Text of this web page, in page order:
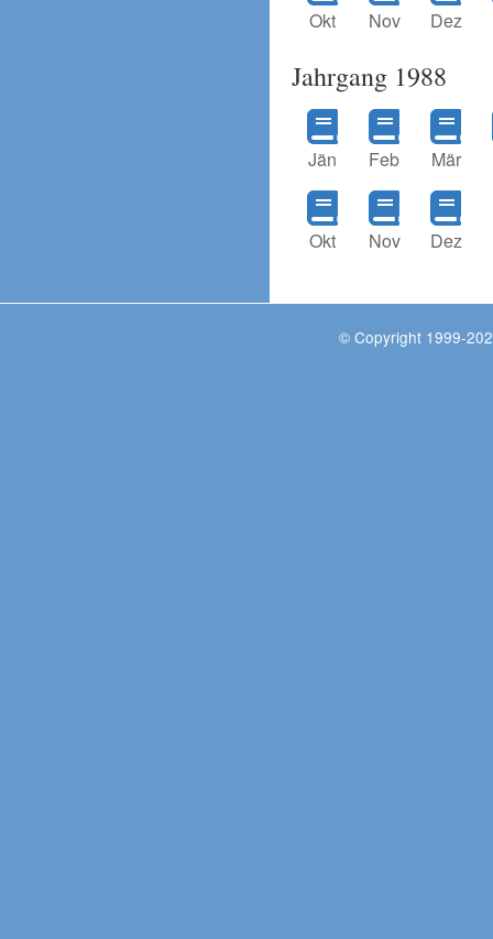
Okt Nov Dez
Jahrgang 1988
Jän Feb Mär
Okt Nov Dez
© Copyright 1999-